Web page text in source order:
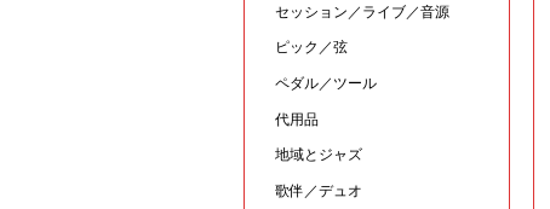
セッション／ライブ／音源
ピック／弦
ペダル／ツール
代用品
地域とジャズ
歌伴／デュオ